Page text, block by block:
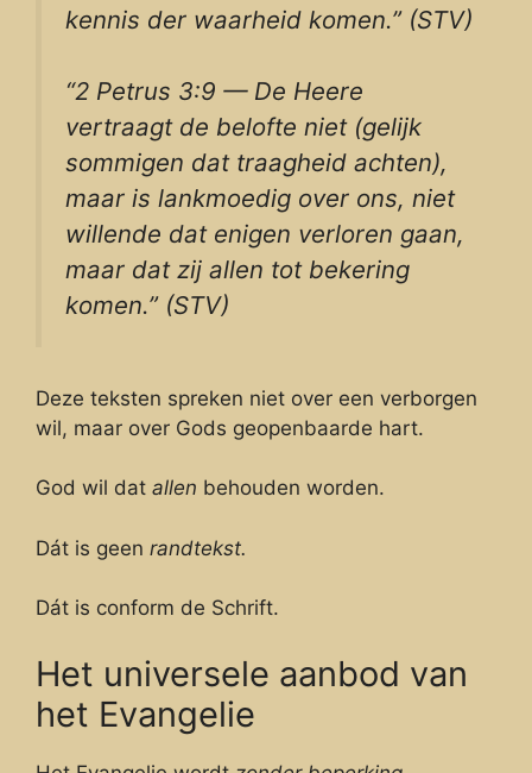
kennis der waarheid komen.” (STV)
“2 Petrus 3:9 — De Heere
vertraagt de belofte niet (gelijk
sommigen dat traagheid achten),
maar is lankmoedig over ons, niet
willende dat enigen verloren gaan,
maar dat zij allen tot bekering
komen.” (STV)
Deze teksten spreken niet over een verborgen
wil, maar over Gods geopenbaarde hart.
God wil dat allen behouden worden.
Dát is geen randtekst.
Dát is conform de Schrift.
Het universele aanbod van
het Evangelie